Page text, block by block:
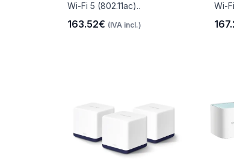
Wi-Fi 5 (802.11ac)..
163.52€ (IVA incl.)
Wi-